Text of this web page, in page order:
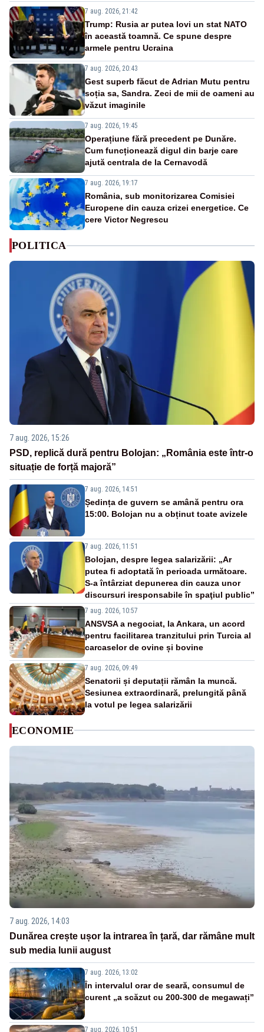
7 aug. 2026, 21:42
Trump: Rusia ar putea lovi un stat NATO
în această toamnă. Ce spune despre
armele pentru Ucraina
7 aug. 2026, 20:43
Gest superb făcut de Adrian Mutu pentru
soția sa, Sandra. Zeci de mii de oameni au
văzut imaginile
7 aug. 2026, 19:45
Operațiune fără precedent pe Dunăre.
Cum funcționează digul din barje care
ajută centrala de la Cernavodă
7 aug. 2026, 19:17
România, sub monitorizarea Comisiei
Europene din cauza crizei energetice. Ce
cere Victor Negrescu
POLITICA
7 aug. 2026, 15:26
PSD, replică dură pentru Bolojan: „România este într-o
situație de forță majoră”
7 aug. 2026, 14:51
Ședința de guvern se amână pentru ora
15:00. Bolojan nu a obținut toate avizele
7 aug. 2026, 11:51
Bolojan, despre legea salarizării: „Ar
putea fi adoptată în perioada următoare.
S-a întârziat depunerea din cauza unor
discursuri iresponsabile în spaţiul public”
7 aug. 2026, 10:57
ANSVSA a negociat, la Ankara, un acord
pentru facilitarea tranzitului prin Turcia al
carcaselor de ovine și bovine
7 aug. 2026, 09:49
Senatorii și deputații rămân la muncă.
Sesiunea extraordinară, prelungită până
la votul pe legea salarizării
ECONOMIE
7 aug. 2026, 14:03
Dunărea crește ușor la intrarea în țară, dar rămâne mult
sub media lunii august
7 aug. 2026, 13:02
În intervalul orar de seară, consumul de
curent „a scăzut cu 200-300 de megawați”
7 aug. 2026, 10:51